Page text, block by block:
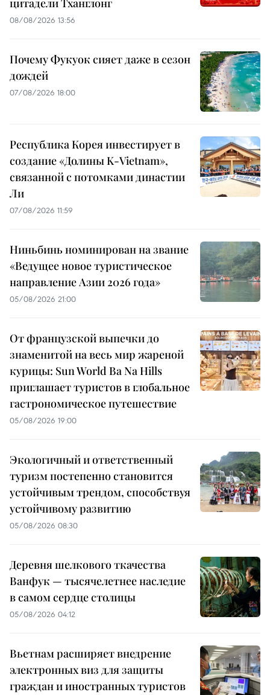
цитадели Тханглонг
08/08/2026 13:56
Почему Фукуок сияет даже в сезон
дождей
07/08/2026 18:00
Республика Корея инвестирует в
создание «Долины K-Vietnam»,
связанной с потомками династии
Ли
07/08/2026 11:59
Ниньбинь номинирован на звание
«Ведущее новое туристическое
направление Азии 2026 года»
05/08/2026 21:00
От французской выпечки до
знаменитой на весь мир жареной
курицы: Sun World Ba Na Hills
приглашает туристов в глобальное
гастрономическое путешествие
05/08/2026 19:00
Экологичный и ответственный
туризм постепенно становится
устойчивым трендом, способствуя
устойчивому развитию
05/08/2026 08:30
Деревня шелкового ткачества
Ванфук — тысячелетнее наследие
в самом сердце столицы
05/08/2026 04:12
Вьетнам расширяет внедрение
электронных виз для защиты
граждан и иностранных туристов